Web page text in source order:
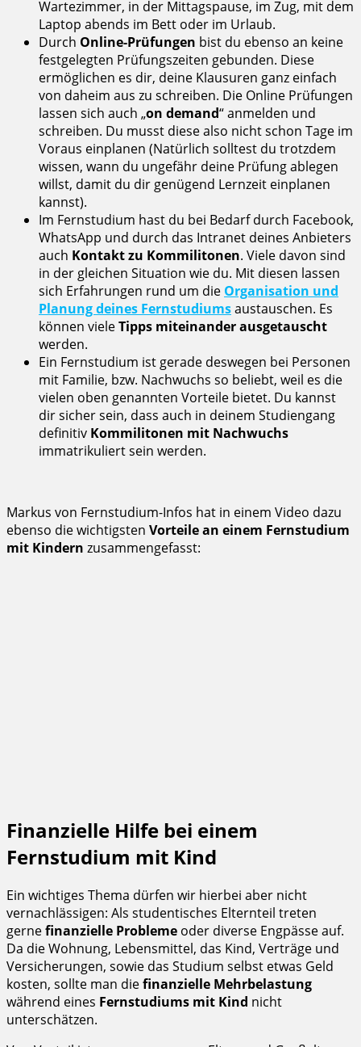
Wartezimmer, in der Mittagspause, im Zug, mit dem
Laptop abends im Bett oder im Urlaub.
Durch Online-Prüfungen bist du ebenso an keine
festgelegten Prüfungszeiten gebunden. Diese
ermöglichen es dir, deine Klausuren ganz einfach
von daheim aus zu schreiben. Die Online Prüfungen
lassen sich auch „on demand“ anmelden und
schreiben. Du musst diese also nicht schon Tage im
Voraus einplanen (Natürlich solltest du trotzdem
wissen, wann du ungefähr deine Prüfung ablegen
willst, damit du dir genügend Lernzeit einplanen
kannst).
Im Fernstudium hast du bei Bedarf durch Facebook,
WhatsApp und durch das Intranet deines Anbieters
auch Kontakt zu Kommilitonen. Viele davon sind
in der gleichen Situation wie du. Mit diesen lassen
sich Erfahrungen rund um die Organisation und
Planung deines Fernstudiumsaustauschen. Es
können vieleTipps miteinander ausgetauscht
werden.
Ein Fernstudium ist gerade deswegen bei Personen
mit Familie, bzw. Nachwuchs so beliebt, weil es die
vielen oben genannten Vorteile bietet. Du kannst
dir sicher sein, dass auch in deinem Studiengang
definitiv Kommilitonen mit Nachwuchs
immatrikuliert sein werden.
Markus von Fernstudium-Infos hat in einem Video dazu
ebenso die wichtigsten Vorteile an einem Fernstudium
mit Kindern zusammengefasst:
Finanzielle Hilfe bei einem
Fernstudium mit Kind
Ein wichtiges Thema dürfen wir hierbei aber nicht
vernachlässigen: Als studentisches Elternteil treten
gernefinanzielle Probleme oder diverse Engpässe auf.
Da die Wohnung, Lebensmittel, das Kind, Verträge und
Versicherungen, sowie das Studium selbst etwas Geld
kosten, sollte man diefinanzielle Mehrbelastung
während eines Fernstudiums mit Kind nicht
unterschätzen.